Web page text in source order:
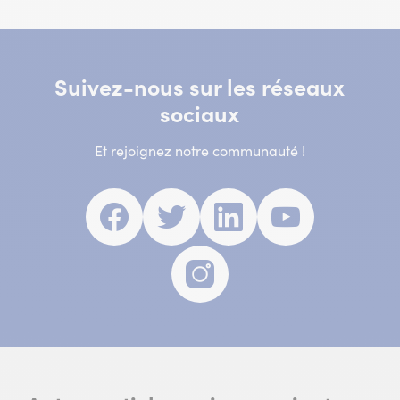
Suivez-nous sur les réseaux
sociaux
Et rejoignez notre communauté !
Facebook
(nouvelle
fenêtre)
Twitter
(nouvelle
fenêtre)
Linkedin
(nouvelle
fenêtre)
Youtube
fenêtre)
Instagram
(nouvelle
fenêtre)